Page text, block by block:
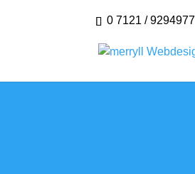
0 7121 / 9294977